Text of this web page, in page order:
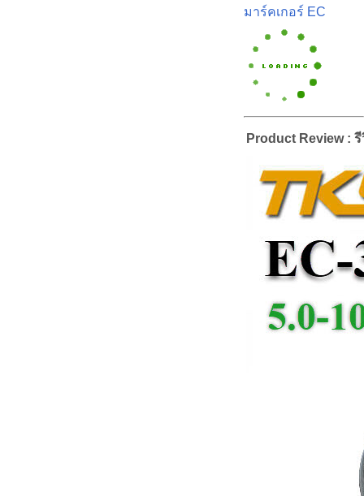
มาร์คเกอร์ EC
Product Review :